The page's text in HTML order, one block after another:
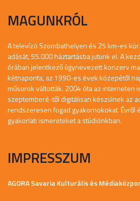
MAGUNKRÓL
A televízó Szombathelyen és 25 km-es
adását, 55.000 háztartásba jutunk el. A
órában jelentkező úgynevezett konzerv
kétnaponta, az 1990-es évek közepétől
műsorok váltották. 2004 óta az interneten
szeptemberé-től digitálisan készülnek az
rendszeresen fogad gyakornokokat. Évről
gyakorlati ismereteket a stúdiónkban.
IMPRESSZUM
AGORA Savaria Kulturális és